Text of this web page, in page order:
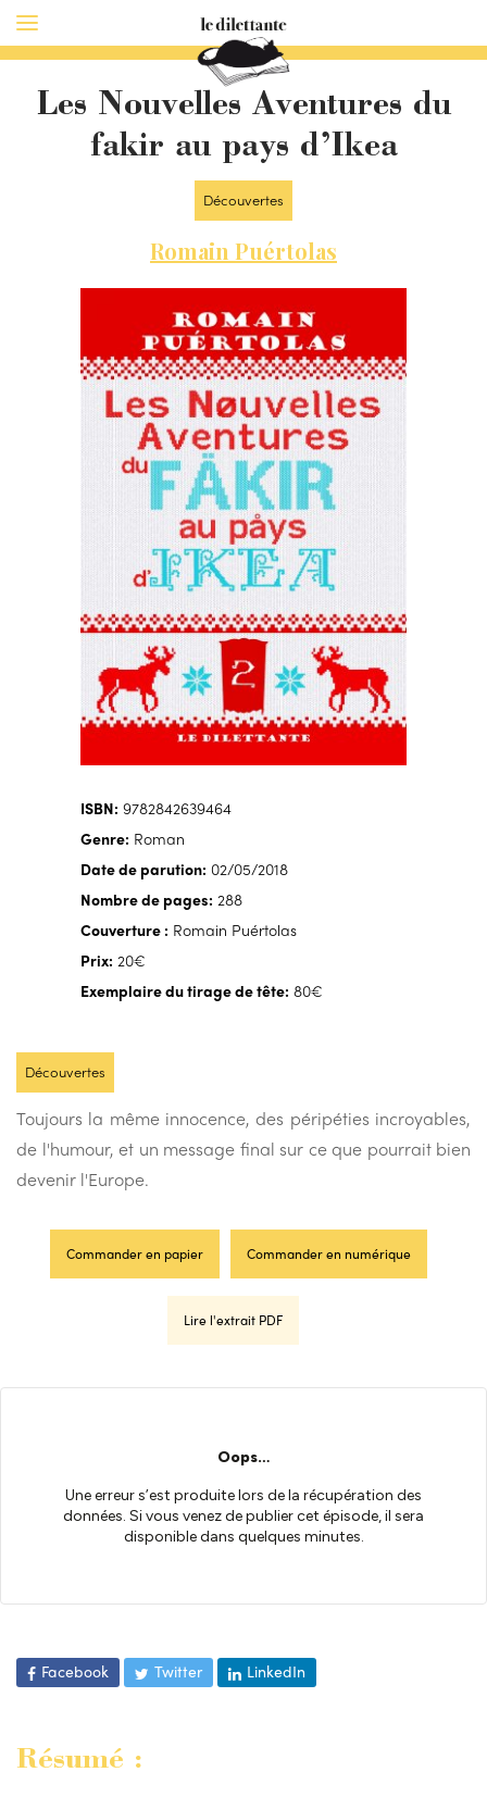
Les Nouvelles Aventures du
fakir au pays d’Ikea
Découvertes
Romain Puértolas
ISBN: 9782842639464
Genre: Roman
Date de parution: 02/05/2018
Nombre de pages: 288
Couverture : Romain Puértolas
Prix: 20€
Exemplaire du tirage de tête: 80€
Découvertes
Toujours la même innocence, des péripéties incroyables,
de l'humour, et un message final sur ce que pourrait bien
devenir l'Europe.
Commander en papier Commander en numérique
Lire l'extrait PDF
Facebook Twitter LinkedIn
Résumé :